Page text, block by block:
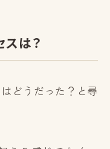
は？
どうだった？と尋